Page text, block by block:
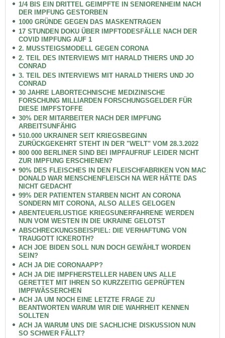
1/4 BIS EIN DRITTEL GEIMPFTE IN SENIORENHEIM NACH
DER IMPFUNG GESTORBEN
1000 GRÜNDE GEGEN DAS MASKENTRAGEN
17 STUNDEN DOKU ÜBER IMPFTODESFÄLLE NACH DER
COVID IMPFUNG AUF 1
2. MUSSTEIGSMODELL GEGEN CORONA
2. TEIL DES INTERVIEWS MIT HARALD THIERS UND JO
CONRAD
3. TEIL DES INTERVIEWS MIT HARALD THIERS UND JO
CONRAD
30 JAHRE LABORTECHNISCHE MEDIZINISCHE
FORSCHUNG MILLIARDEN FORSCHUNGSGELDER FÜR
DIESE IMPFSTOFFE
30% DER MITARBEITER NACH DER IMPFUNG
ARBEITSUNFÄHIG
510.000 UKRAINER SEIT KRIEGSBEGINN
ZURÜCKGEKEHRT STEHT IN DER "WELT" VOM 28.3.2022
800 000 BERLINER SIND BEI IMPFAUFRUF LEIDER NICHT
ZUR IMPFUNG ERSCHIENEN?
90% DES FLEISCHES IN DEN FLEISCHFABRIKEN VON MAC
DONALD WAR MENSCHENFLEISCH NA WER HÄTTE DAS
NICHT GEDACHT
99% DER PATIENTEN STARBEN NICHT AN CORONA
SONDERN MIT CORONA, ALSO ALLES GELOGEN
ABENTEUERLUSTIGE KRIEGSUNERFAHRENE WERDEN
NUN VOM WESTEN IN DIE UKRAINE GELOTST
ABSCHRECKUNGSBEISPIEL: DIE VERHAFTUNG VON
TRAUGOTT ICKEROTH?
ACH JOE BIDEN SOLL NUN DOCH GEWÄHLT WORDEN
SEIN?
ACH JA DIE CORONAAPP?
ACH JA DIE IMPFHERSTELLER HABEN UNS ALLE
GERETTET MIT IHREN SO KURZZEITIG GEPRÜFTEN
IMPFWÄSSERCHEN
ACH JA UM NOCH EINE LETZTE FRAGE ZU
BEANTWORTEN WARUM WIR DIE WAHRHEIT KENNEN
SOLLTEN
ACH JA WARUM UNS DIE SACHLICHE DISKUSSION NUN
SO SCHWER FÄLLT?